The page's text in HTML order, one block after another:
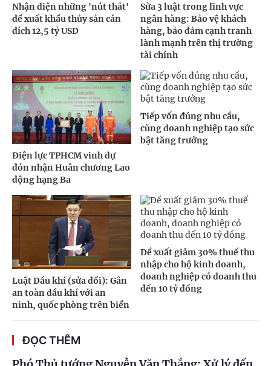
Nhận diện những 'nút thắt'
để xuất khẩu thủy sản cán
đích 12,5 tỷ USD
Sửa 3 luật trong lĩnh vực
ngân hàng: Bảo vệ khách
hàng, bảo đảm cạnh tranh
lành mạnh trên thị trường
tài chính
Điện lực TPHCM vinh dự
đón nhận Huân chương Lao
động hạng Ba
Tiếp vốn đúng nhu cầu,
cùng doanh nghiệp tạo sức
bật tăng trưởng
Luật Dầu khí (sửa đổi): Gắn
an toàn dầu khí với an
ninh, quốc phòng trên biển
Đề xuất giảm 30% thuế thu
nhập cho hộ kinh doanh,
doanh nghiệp có doanh thu
đến 10 tỷ đồng
ĐỌC THÊM